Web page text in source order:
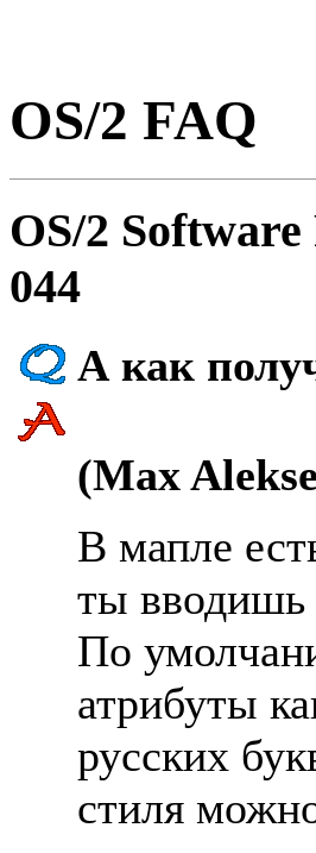
OS/2 FAQ
OS/2
044
А как
(Max
В мапле
ты вводишь
По
атрибуты
русских
стиля